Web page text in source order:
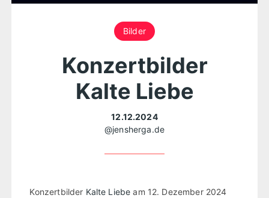
Bilder
Konzertbilder
Kalte Liebe
12.12.2024
@jensherga.de
Konzertbilder Kalte Liebe am 12. Dezember 2024